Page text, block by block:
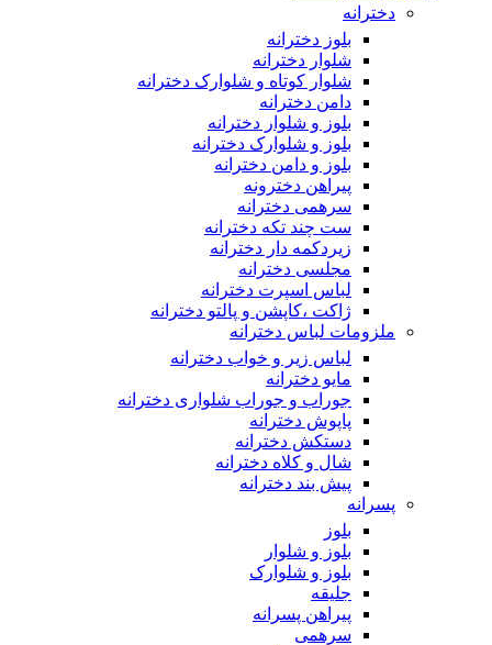
دخترانه
بلوز دخترانه
شلوار دخترانه
شلوار کوتاه و شلوارک دخترانه
دامن دخترانه
بلوز و شلوار دخترانه
بلوز و شلوارک دخترانه
بلوز و دامن دخترانه
پیراهن دخترونه
سرهمی دخترانه
ست چند تکه دخترانه
زیردکمه دار دخترانه
مجلسی دخترانه
لباس اسپرت دخترانه
ژاکت ،کاپشن و پالتو دخترانه
ملزومات لباس دخترانه
لباس زیر و خواب دخترانه
مایو دخترانه
جوراب و جوراب شلواری دخترانه
پاپوش دخترانه
دستکش دخترانه
شال و کلاه دخترانه
پیش بند دخترانه
پسرانه
بلوز
بلوز و شلوار
بلوز و شلوارک
جلیقه
پیراهن پسرانه
سرهمی